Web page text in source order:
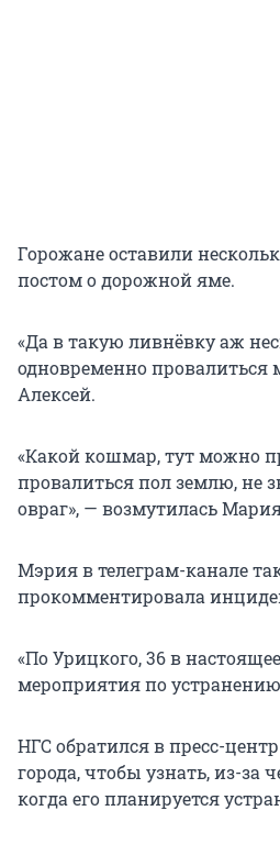
Горожане оставили
постом о дорожной яме.
«Да в такую ливнёвку аж
одновременно провалиться
Алексей.
«Какой кошмар, тут можно
провалиться пол землю, не
овраг», — возмутилась
Мэрия в телеграм-канале
прокомментировала
«По Урицкого, 36 в
мероприятия по
НГС обратился в пресс-
города, чтобы узнать, из-за
когда его планируется